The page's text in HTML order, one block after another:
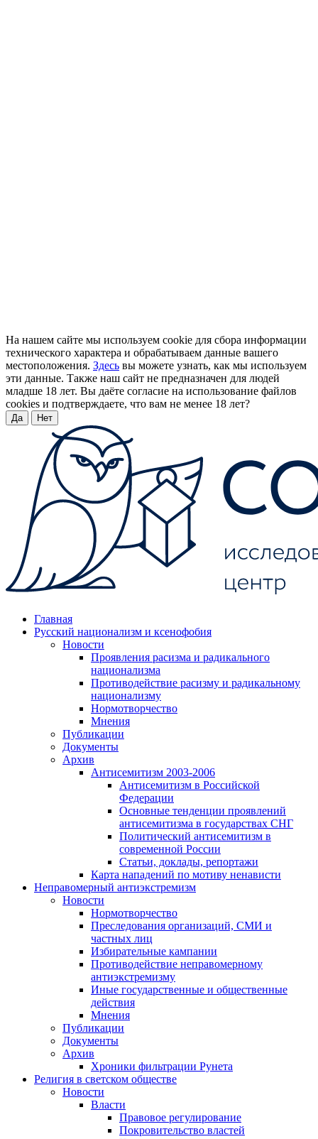
На нашем сайте мы используем cookie для сбора информации
технического характера и обрабатываем данные вашего
местоположения. Здесь вы можете узнать, как мы используем
эти данные. Также наш сайт не предназначен для людей
младше 18 лет. Вы даёте согласие на использование файлов
cookies и подтверждаете, что вам не менее 18 лет?
Да Нет
Главная
Русский национализм и ксенофобия
Новости
Проявления расизма и радикального
национализма
Противодействие расизму и радикальному
национализму
Нормотворчество
Мнения
Публикации
Документы
Архив
Антисемитизм 2003-2006
Антисемитизм в Российской
Федерации
Основные тенденции проявлений
антисемитизма в государствах СНГ
Политический антисемитизм в
современной России
Статьи, доклады, репортажи
Карта нападений по мотиву ненависти
Неправомерный антиэкстремизм
Новости
Нормотворчество
Преследования организаций, СМИ и
частных лиц
Избирательные кампании
Противодействие неправомерному
антиэкстремизму
Иные государственные и общественные
действия
Мнения
Публикации
Документы
Архив
Хроники фильтрации Рунета
Религия в светском обществе
Новости
Власти
Правовое регулирование
Покровительство властей